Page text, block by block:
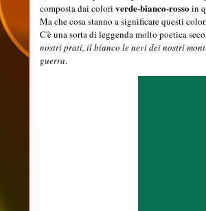
composta dai colori verde-bianco-rossoin
Ma che cosa stanno a significare questi
C'è una sorta di leggenda molto poetica
nostri prati, il bianco le nevi dei nostri
guerra.